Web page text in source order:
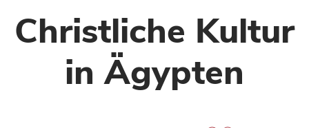
Christliche Kultur
in Ägypten